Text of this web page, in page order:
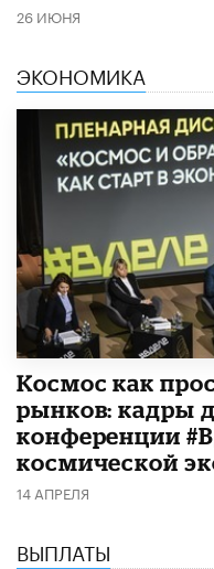
26 ИЮНЯ
ЭКОНОМИКА
Космос как
рынков: кадры
конференции
космической
14 АПРЕЛЯ
ВЫПЛАТЫ